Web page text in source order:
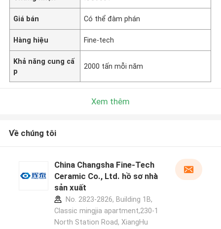
Giá bán Có thể đàm phán
Hàng hiệu Fine-tech
Khả năng cung cấ
p
2000 tấn mỗi năm
Xem thêm
Về chúng tôi
China Changsha Fine-Tech
Ceramic Co., Ltd. hồ sơ nhà
sản xuất
No. 2823-2826, Building 1B,
Classic mingjia apartment,230-1
North Station Road, XiangHu